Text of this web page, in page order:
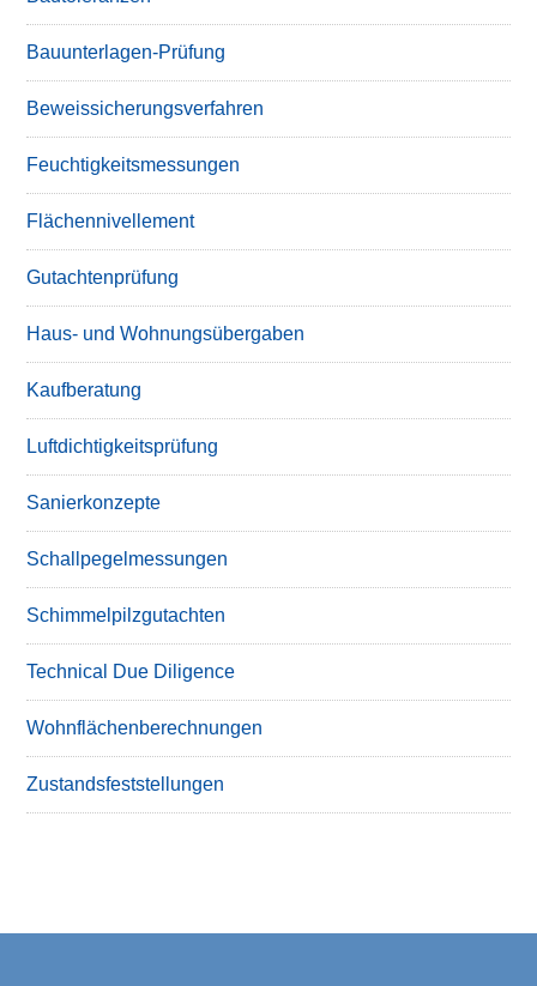
Bauunterlagen-Prüfung
Beweissicherungsverfahren
Feuchtigkeitsmessungen
Flächennivellement
Gutachtenprüfung
Haus- und Wohnungsübergaben
Kaufberatung
Luftdichtigkeitsprüfung
Sanierkonzepte
Schallpegelmessungen
Schimmelpilzgutachten
Technical Due Diligence
Wohnflächenberechnungen
Zustandsfeststellungen